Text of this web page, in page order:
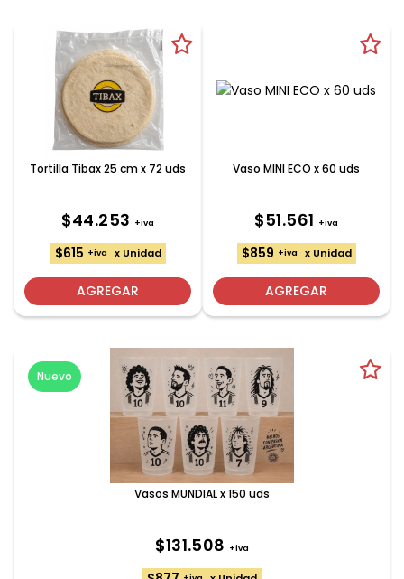
Tortilla Tibax 25 cm x 72 uds
$44.253 +iva
$615 +iva x Unidad
AGREGAR
Vaso MINI ECO x 60 uds
$51.561 +iva
$859 +iva x Unidad
AGREGAR
Nuevo
Vasos MUNDIAL x 150 uds
$131.508 +iva